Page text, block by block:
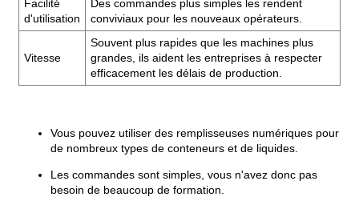
Facilité
d'utilisation
Des commandes plus simples les rendent
conviviaux pour les nouveaux opérateurs.
Vitesse
Souvent plus rapides que les machines plus
grandes, ils aident les entreprises à respecter
efficacement les délais de production.
Vous pouvez utiliser des remplisseuses numériques pour
de nombreux types de conteneurs et de liquides.
Les commandes sont simples, vous n'avez donc pas
besoin de beaucoup de formation.